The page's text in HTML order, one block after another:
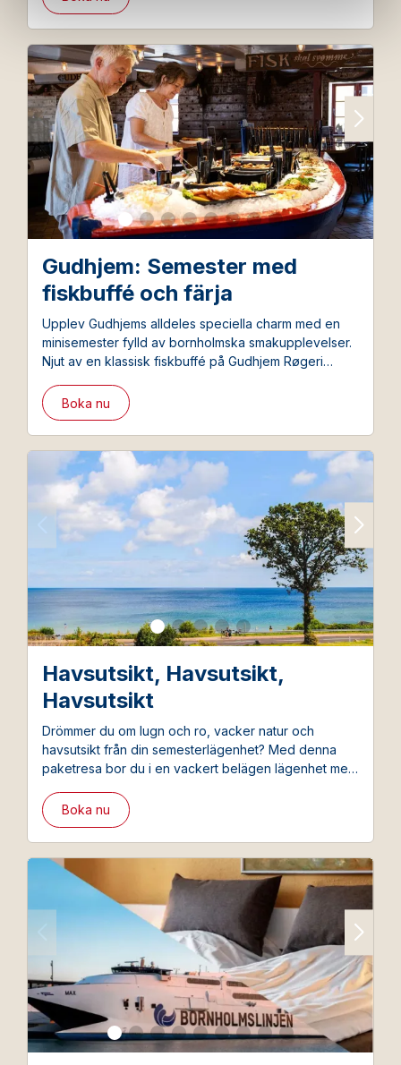
Gudhjem: Semester med
fiskbuffé och färja
Upplev Gudhjems alldeles speciella charm med en
minisemester fylld av bornholmska smakupplevelser.
Njut av en klassisk fiskbuffé på Gudhjem Røgeri
hamnen och klippkusten.
Boka nu
Havsutsikt, Havsutsikt,
Havsutsikt
Drömmer du om lugn och ro, vacker natur och
havsutsikt från din semesterlägenhet? Med denna
paketresa bor du i en vackert belägen lägenhet med
bo. Boka nu